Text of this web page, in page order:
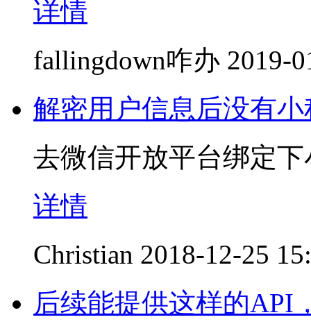
详情
fallingdown咋办 2019-
解密用户信息后没有
去微信开放平台绑定
详情
Christian 2018-12-25
后续能提供这样的API